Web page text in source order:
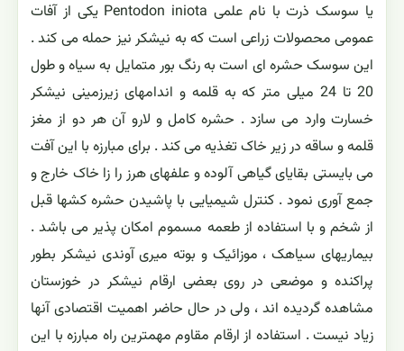
یا سوسک ذرت با نام علمی Pentodon iniota یکی از آفات
عمومی محصولات زراعی است که به نیشکر نیز حمله می کند .
این سوسک حشره ای است به رنگ بور متمایل به سیاه و طول
20 تا 24 میلی متر که به قلمه و اندامهای زیرزمینی نیشکر
خسارت وارد می سازد . حشره کامل و لارو آن هر دو از مغز
قلمه و ساقه در زیر خاک تغذیه می کند . برای مبارزه با این آفت
می بایستی بقایای گیاهی آلوده و علفهای هرز را زا خاک خارج و
جمع آوری نمود . کنترل شیمیایی با پاشیدن حشره کشها قبل
از شخم و با استفاده از طعمه مسموم امکان پذیر می باشد .
بیماریهای سیاهک ، موزائیک و بوته میری آوندی نیشکر بطور
پراکنده و موضعی در روی بعضی ارقام نیشکر در خوزستان
مشاهده گردیده اند ، ولی در حال حاضر اهمیت اقتصادی آنها
زیاد نیست . استفاده از ارقام مقاوم مهمترین راه مبارزه با این